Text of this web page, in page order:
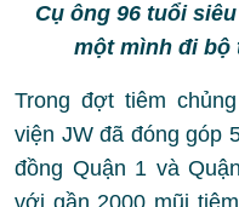
Cụ ông 96 tuổi
một mình đi bộ
Trong đợt tiêm
viện JW đã đóng góp
đồng Quận 1 và